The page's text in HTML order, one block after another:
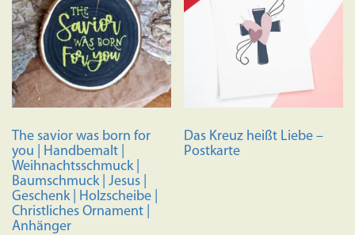
The savior was born for
you | Handbemalt |
Weihnachtsschmuck |
Baumschmuck | Jesus |
Geschenk | Holzscheibe |
Christliches Ornament |
Anhänger
Das Kreuz heißt Liebe –
Postkarte